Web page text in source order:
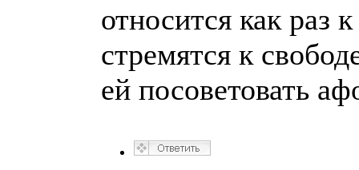
относится как раз
стремятся к
ей посоветовать